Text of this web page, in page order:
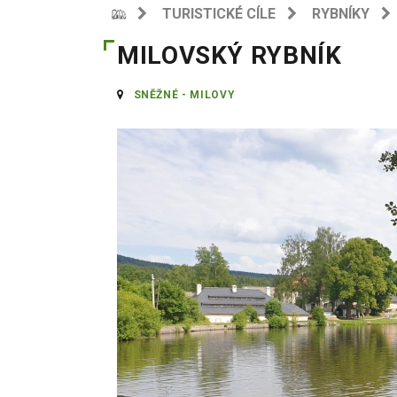
TURISTICKÉ CÍLE RYBNÍKY
MILOVSKÝ RYBNÍK
SNĚŽNÉ - MILOVY